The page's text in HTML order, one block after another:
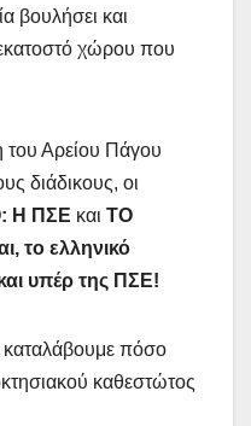
βουλήσει και
χώρου που
του Αρείου Πάγου
διάδικους, οι
Η ΠΣΕ και ΤΟ
το ελληνικό
υπέρ της ΠΣΕ!
καταλάβουμε πόσο
καθεστώτος